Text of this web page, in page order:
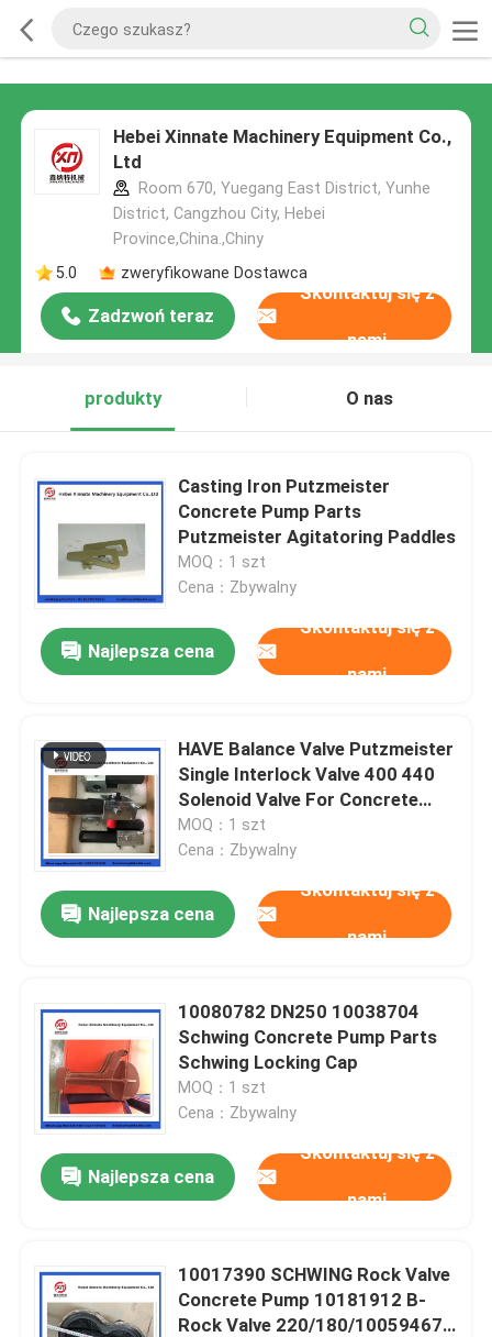
Hebei Xinnate Machinery Equipment Co.,
Ltd
Room 670, Yuegang East District, Yunhe
District, Cangzhou City, Hebei
Province,China.,Chiny
5.0
zweryfikowane Dostawca
Zadzwoń teraz
Skontaktuj się z
nami
produkty O nas
Casting Iron Putzmeister
Concrete Pump Parts
Putzmeister Agitatoring Paddles
MOQ：1 szt
Cena：Zbywalny
Najlepsza cena
Skontaktuj się z
nami
HAVE Balance Valve Putzmeister
Single Interlock Valve 400 440
Solenoid Valve For Concrete
Pump
MOQ：1 szt
Cena：Zbywalny
Najlepsza cena
Skontaktuj się z
nami
10080782 DN250 10038704
Schwing Concrete Pump Parts
Schwing Locking Cap
MOQ：1 szt
Cena：Zbywalny
Najlepsza cena
Skontaktuj się z
nami
10017390 SCHWING Rock Valve
Concrete Pump 10181912 B-
Rock Valve 220/180/10059467